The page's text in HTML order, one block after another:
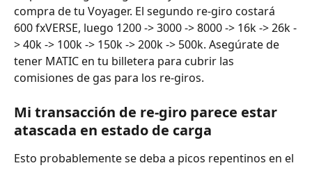
compra de tu Voyager. El segundo re-giro costará
600 fxVERSE, luego 1200 -> 3000 -> 8000 -> 16k -> 26k -
> 40k -> 100k -> 150k -> 200k -> 500k. Asegúrate de
tener MATIC en tu billetera para cubrir las
comisiones de gas para los re-giros.
Mi transacción de re-giro parece estar
atascada en estado de carga
Esto probablemente se deba a picos repentinos en el